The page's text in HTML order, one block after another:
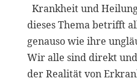
Krankheit und
dieses Thema betrifft
genauso wie ihre
Wir alle sind direkt
der Realität von